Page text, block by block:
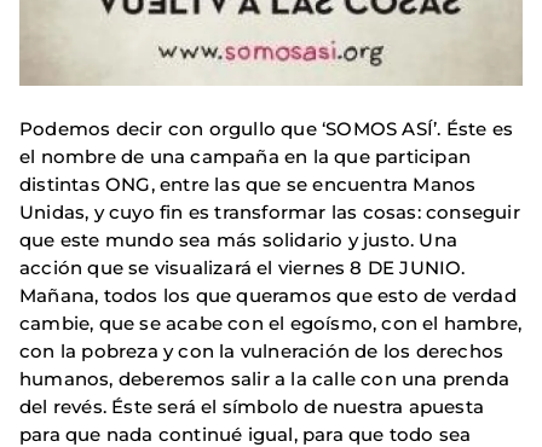
Podemos decir con orgullo que ‘SOMOS ASÍ’. Éste es
el nombre de una campaña en la que participan
distintas ONG, entre las que se encuentra Manos
Unidas, y cuyo fin es transformar las cosas: conseguir
que este mundo sea más solidario y justo. Una
acción que se visualizará el viernes 8 DE JUNIO.
Mañana, todos los que queramos que esto de verdad
cambie, que se acabe con el egoísmo, con el hambre,
con la pobreza y con la vulneración de los derechos
humanos, deberemos salir a la calle con una prenda
del revés. Éste será el símbolo de nuestra apuesta
para que nada continué igual, para que todo sea